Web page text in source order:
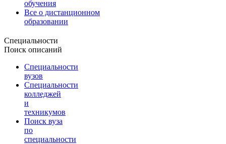
обучения
Все о дистанционном
образовании
Специальности
Поиск описаний
Специальности
вузов
Специальности
колледжей
и
техникумов
Поиск вуза
по
специальности